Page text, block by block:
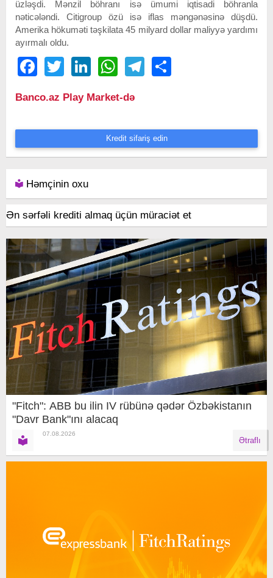
üzləşdi. Mənzil böhranı isə ümumi iqtisadi böhranla
nəticələndi. Citigroup özü isə iflas məngənəsinə düşdü.
Amerika hökuməti təşkilata 45 milyard dollar maliyyə yardımı
ayırmalı oldu.
FacebookTwitter LinkedIn WhatsAppTelegram
Banco.az Play Market-də
Kredit sifariş edin
Həmçinin oxu
Ən sərfəli krediti almaq üçün müraciət et
"Fitch": ABB bu ilin IV rübünə qədər Özbəkistanın
"Davr Bank"ını alacaq
07.08.2026
Ətraflı